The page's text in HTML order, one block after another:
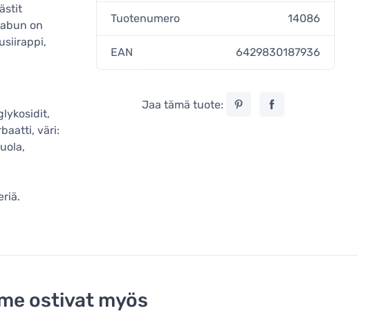
on
väri:
Tuotenumero 14086
EAN 6429830187936
Jaa tämä tuote:
ostivat myös